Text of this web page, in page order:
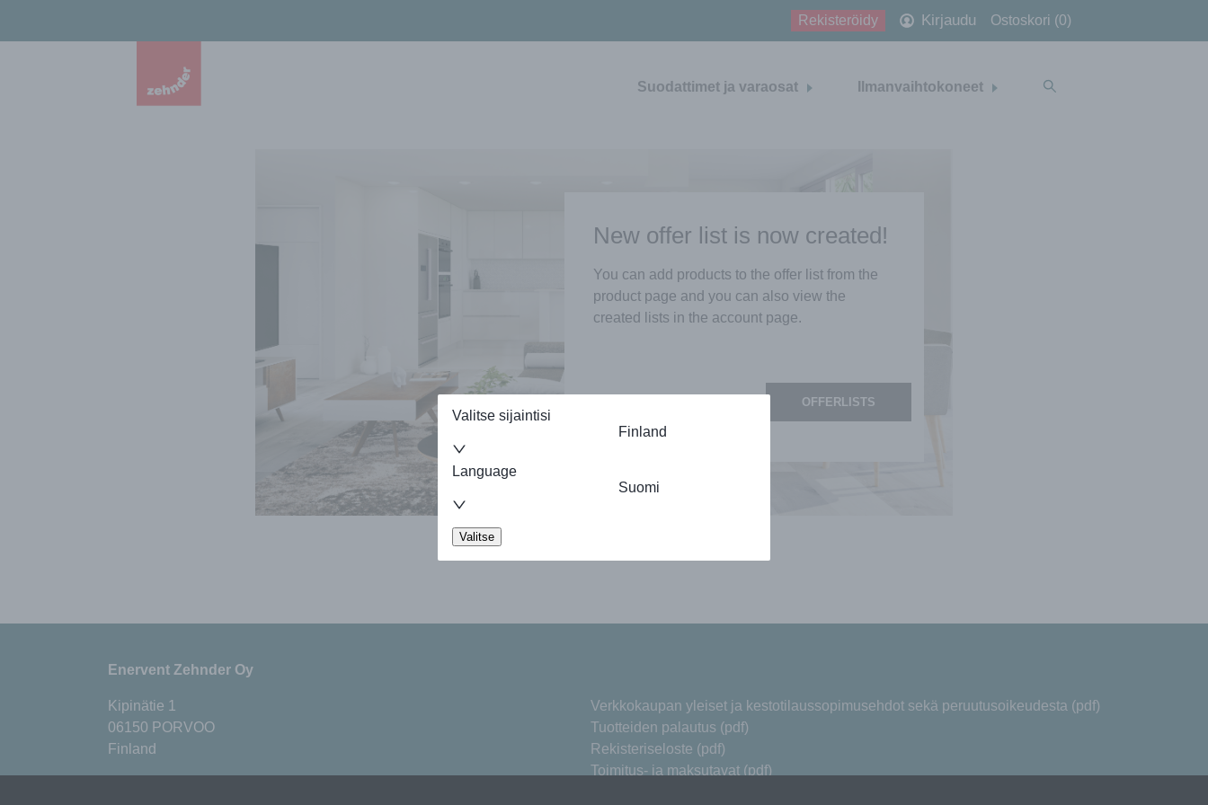
Suodattimet ja varaosat Ilmanvaihtokoneet
Valitse sijaintisi
Finland
Language
Suomi
Valitse
Rekisteröidy Kirjaudu Ostoskori (0)
New offer list is now created!
You can add products to the offer list from the
product page and you can also view the
created lists in the account page.
OFFERLISTS
Enervent Zehnder Oy
Kipinätie 1
06150 PORVOO
Finland
Verkkokaupan yleiset ja kestotilaussopimusehdot sekä peruutusoikeudesta (pdf)
Tuotteiden palautus (pdf)
Rekisteriseloste (pdf)
Toimitus- ja maksutavat (pdf)